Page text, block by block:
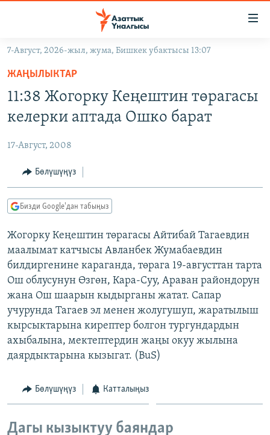
Навигацияга
өтүңүз
салыңыз
ЭКОНОМИКА
МАДАНИЯТ
БОРБОР АЗИЯ
УКРАИНА
АТАЙЫН ИЛИКТӨӨ
ТВ ПРОГРАММАЛАР
ЭКСПЕРТТЕР ТАЛДАЙТ
БИЗ ЖАНА ДҮЙНӨ
ЭЖЕ-СИҢДИЛЕР
ЫҢГАЙСЫЗ СУРООЛОР
ӨЗГӨЧӨ ПИКИР
Русский
ОНЛАЙН ШЕРИНЕ
ЭЕ/АРнун бардык сайттары
7-Август, 2026-жыл, жума, Бишкек убактысы 13:07
ЖАҢЫЛЫКТАР
11:38 Жогорку Кеңештин төрагасы
келерки аптада Ошко барат
17-Август, 2008
Бөлүшүңүз
Бизди Google'дан табыңыз
Жогорку Кеңештин төрагасы Айтибай Тагаевдин
маалымат катчысы Авланбек Жумабаевдин
билдиргенине караганда, төрага 19-августтан тарта
Ош облусунун Өзгөн, Кара-Суу, Араван райондорун
жана Ош шаарын кыдырганы жатат. Сапар
учурунда Тагаев эл менен жолугушуп, жаратылыш
кырсыктарына кирептер болгон тургундардын
ахыбалына, мектептердин жаңы окуу жылына
даярдыктарына кызыгат. (BuS)
Бөлүшүңүз Катталыңыз
Дагы кызыктуу баяндар